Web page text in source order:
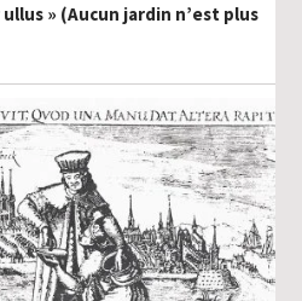
» (Aucun jardin n’est plus